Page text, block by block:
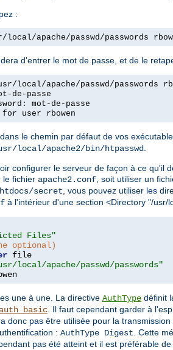
:
apache/passwd/passwords
d'entrer le mot de passe, et de le
local/apache/passwd/passwords
de-passe
mot-de-passe
for user rbowen
le chemin par défaut de vos
local/apache2/bin/htpasswd
configurer le serveur de façon à ce qu'il
le fichier apache2.conf , soit utiliser un
secret , vous pouvez utiliser les
à l'intérieur d'une section <Directory "/usr/
Files"
optional)
local/apache/passwd/passwords"
une à une. La directive AuthType définit
. Il faut cependant garder à
donc pas être utilisée pour la
: AuthType Digest . Cette
pas été atteint et il est préférable